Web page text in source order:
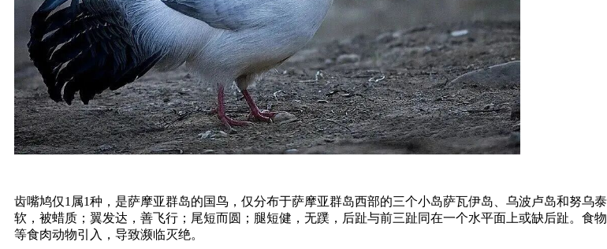
齿嘴鸠仅1属1种，是萨摩亚群岛的国鸟，仅分布于萨摩亚群岛西部的三个小岛萨瓦伊岛 、乌波卢岛和努乌
软，被蜡质；翼发达，善飞行；尾短而圆；腿短健，无蹼，后趾与前三趾同在一个水平面上或缺后趾。食
等食肉动物引入，导致濒临灭绝。